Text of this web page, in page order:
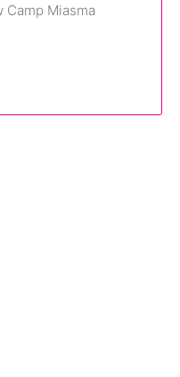
Camp Miasma